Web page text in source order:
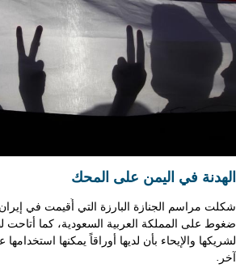
الهدنة في اليمن على المحك
شكلت مراسم الجنازة البارزة التي أُقيمت في
ضغوط على المملكة العربية السعودية، كما أتاحت
لشريكها والإيحاء بأن لديها أوراقاً يمكنها
آخر.